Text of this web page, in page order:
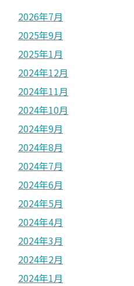
2026年7月
2025年9月
2025年1月
2024年12月
2024年11月
2024年10月
2024年9月
2024年8月
2024年7月
2024年6月
2024年5月
2024年4月
2024年3月
2024年2月
2024年1月